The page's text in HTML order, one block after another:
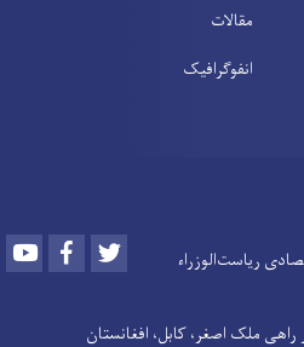
مقالات
انفوګرافیک
ریاست‌الوزراء Youtube Facebook
ملک اصغر، کابل، افغانستان